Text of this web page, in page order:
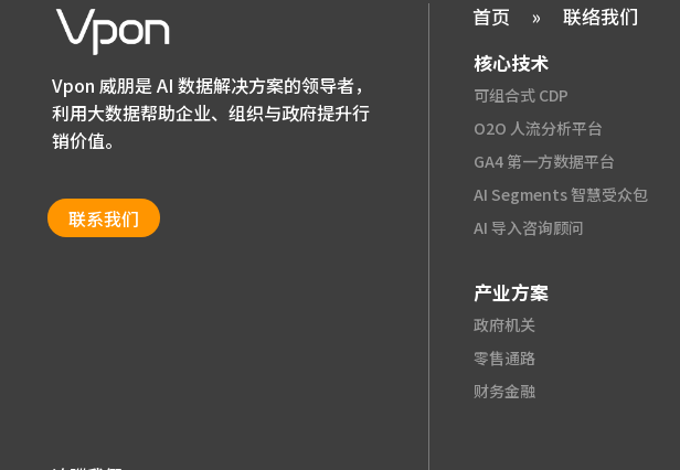
Vpon 威朋是 AI 数据解决方案的领导者，
利用大数据帮助企业、组织与政府提升行
销价值。
联系我们
首页 »
联络我们
核心技术
可组合式 CDP
O2O 人流分析平台
GA4 第一方数据平台
AI Segments 智慧受众包
AI 导入咨询顾问
产业方案
政府机关
零售通路
财务金融